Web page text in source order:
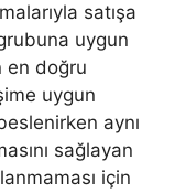
satışa
uygun
en doğru
uygun
aynı
sağlayan
için